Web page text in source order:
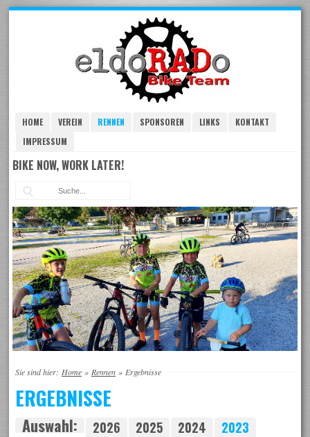
HOME VEREIN RENNEN SPONSOREN LINKS
KONTAKT
IMPRESSUM
BIKE NOW, WORK LATER!
Sie sind hier: Home » Rennen » Ergebnisse
ERGEBNISSE
Auswahl: 2026 2025 2024
2023